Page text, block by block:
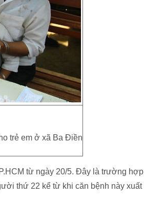
trẻ em ở xã Ba Điền
từ ngày 20/5. Đây là trường hợp
thứ 22 kể từ khi căn bệnh này xuất